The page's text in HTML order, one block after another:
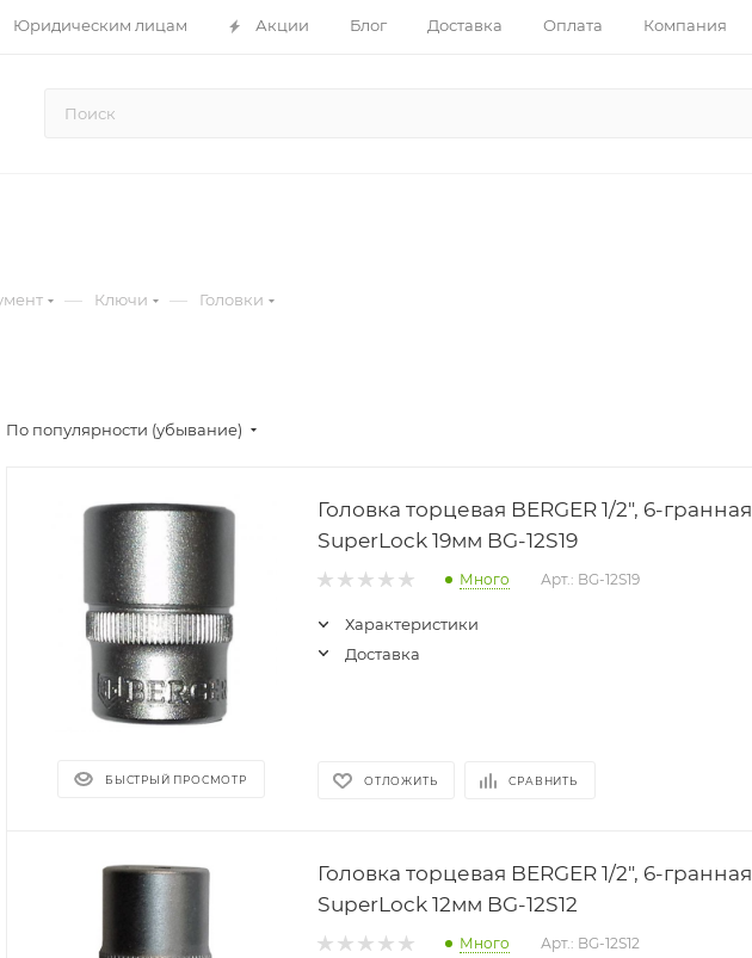
Юридическим лицам Акции Блог Доставка Оплата Компания
— Ключи — Головки
По популярности (убывание)
БЫСТРЫЙ ПРОСМОТР
Головка торцевая BERGER 1/2", 6-гранная
SuperLock 19мм BG-12S19
Много Арт.: BG-12S19
Характеристики
Доставка
ОТЛОЖИТЬ СРАВНИТЬ
Головка торцевая BERGER 1/2", 6-гранная
SuperLock 12мм BG-12S12
Много Арт.: BG-12S12